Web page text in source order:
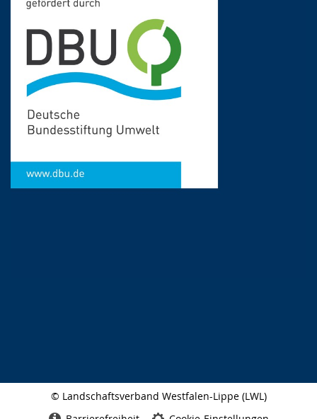
© Landschaftsverband Westfalen-Lippe (LWL)